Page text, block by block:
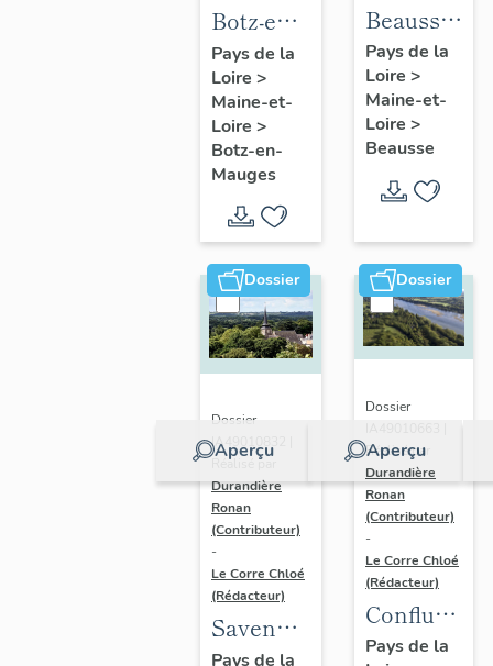
Botz-en-
Mauges :
présentation
de la
commune
Pays de la
Loire >
Maine-et-
Loire >
Botz-en-
Mauges
Beausse :
de la
commune
Pays de la
Loire >
Maine-et-
Loire >
Beausse
Dossier
Aperçu
Dossier
IA49010832 |
Réalisé par
Durandière
Ronan
(Contributeur)
-
Le Corre Chloé
(Rédacteur)
Savennières
:Pays de la
Dossier
Aperçu
Dossier
Réalisé par
Durandière
Ronan
(Contributeur)
-
Le Corre Chloé
(Rédacteur)
Confluence
Maine-
Pays de la